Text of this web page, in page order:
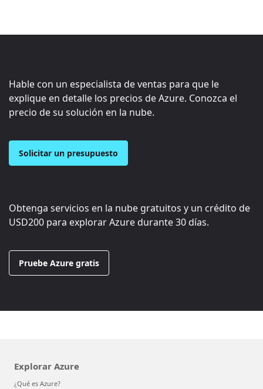
Hable con un especialista de ventas para que le
explique en detalle los precios de Azure. Conozca el
precio de su solución en la nube.
Solicitar un presupuesto
Obtenga servicios en la nube gratuitos y un crédito de
USD200 para explorar Azure durante 30 días.
Pruebe Azure gratis
Explorar Azure
¿Qué es Azure?